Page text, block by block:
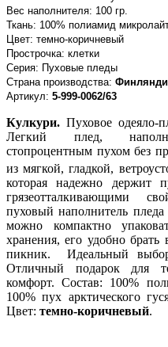
Вес наполнителя: 100 гр.
Ткань: 100% полиамид
Цвет: темно-коричневый
Прострочка: клетки
Серия: Пуховые пледы
Страна производства:
Артикул: 5-999-0062/63
Кулкури. Пуховое одеяло-
Легкий плед,
стопроцентным пухом без
из мягкой, гладкой,
которая надежно держит
грязеотталкивающими
пуховый наполнитель пледа
можно компактно
хранения, его удобно брать
пикник. Идеальный
Отличный подарок для
комфорт. Состав: 100%
100% пух арктического
Цвет: темно-коричневый.